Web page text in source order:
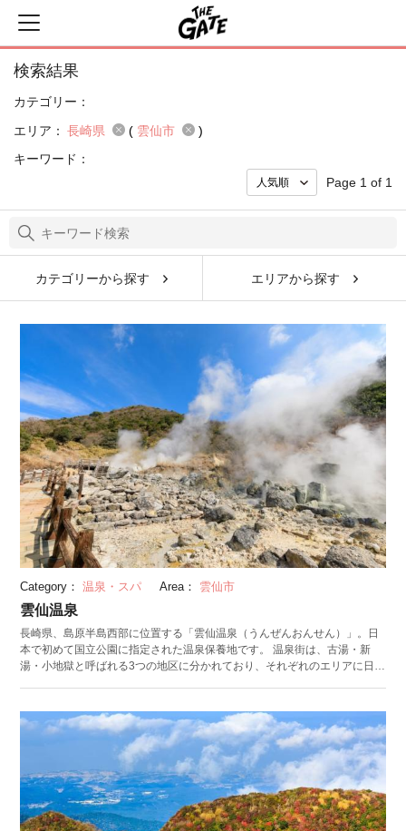
検索結果
カテゴリー：
エリア： 長崎県 ( 雲仙市
)
キーワード：
Page 1 of 1
カテゴリーから探す エリアから探す
Category： 温泉・スパ Area： 雲仙市
雲仙温泉
長崎県、島原半島西部に位置する「雲仙温泉（うんぜんおんせん）」。日
本で初めて国立公園に指定された温泉保養地です。 温泉街は、古湯・新
湯・小地獄と呼ばれる3つの地区に分かれており、それぞれのエリアに日帰
肌効果も期待できます。 見どころは温泉の湯けむりが漂う「雲仙地獄」。
至る所から高温の温泉と噴気が激しく噴出している様子は、まさに地獄の
景色を映し出しているかのようです。休憩所「雲仙地獄茶屋」には、地熱
を足で体感できる「雲仙地獄足蒸し」スポットなどが設けられています。
雲仙地獄の湯けむりで蒸した熱々の温泉たまごをいただきながら、雲仙温
泉街のメインスポットを楽しんでみてはいかがでしょうか。